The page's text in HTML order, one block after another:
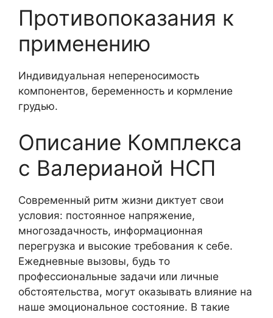
Противопоказания к
применению
Индивидуальная непереносимость
компонентов, беременность и кормление
грудью.
Описание Комплекса
с Валерианой НСП
Современный ритм жизни диктует свои
условия: постоянное напряжение,
многозадачность, информационная
перегрузка и высокие требования к себе.
Ежедневные вызовы, будь то
профессиональные задачи или личные
обстоятельства, могут оказывать влияние на
наше эмоциональное состояние. В такие